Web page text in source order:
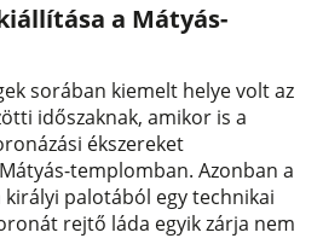
a Mátyás-
sorában kiemelt helye volt az
időszaknak, amikor is a
ékszereket
templomban. Azonban a
palotából egy technikai
rejtő láda egyik zárja nem